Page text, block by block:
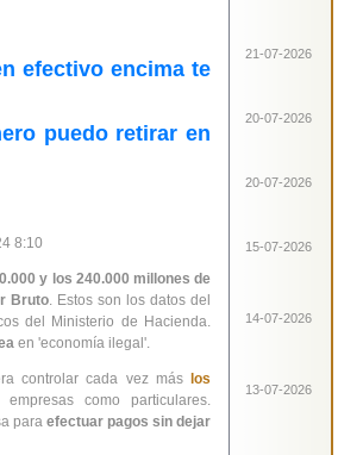
efectivo encima te
puedo retirar en
8:10
y los 240.000 millones de
Bruto. Estos son los datos del
del Ministerio de Hacienda.
en 'economía ilegal'.
controlar cada vez más
los
como particulares.
paraefectuar pagos sin dejar
21-07-2026
20-07-2026
20-07-2026
15-07-2026
14-07-2026
13-07-2026